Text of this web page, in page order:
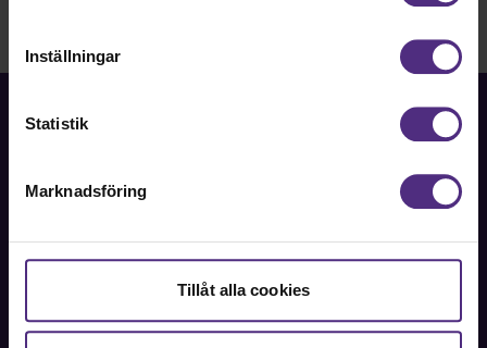
förhållande till Google Analytics. Du godkänner våra
cookies vid fortsatt användande av vår webbplats.
Inställningar
Statistik
Marknadsföring
Tillåt alla cookies
Fackförbundet för akademiker i samhällsbärande
Bli medlem